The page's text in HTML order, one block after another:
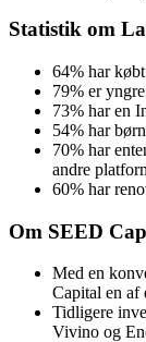
Statistik om
64% har
79% er
73% har en
54% har
70% har
andre
60% har
Om SEED
Med en
Capital en af
Tidligere
Vivino og